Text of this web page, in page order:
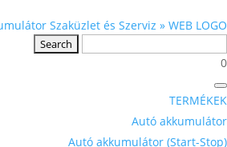
0
TERMÉKEK
Autó akkumulátor
Autó akkumulátor (Start-Stop)